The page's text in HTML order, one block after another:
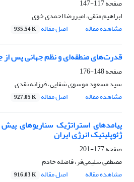
صفحه117-147
ابراهیم متقی، امیررضا احمدی خوی
مشاهده مقاله
اصل مقاله 935.54 K
قدرت‌های منطقه‌ای و نظم جهانی پس
صفحه148-176
سید مسعود موسوی شفایی، فرزانه نقدی
مشاهده مقاله
اصل مقاله 927.05 K
پیامدهای استراتژیک سناریوهای
ژئوپلیتیک انرژی ایران
صفحه177-201
مصطفی سلیمی‌فر، فاضله خادم
مشاهده مقاله
اصل مقاله 916.03 K